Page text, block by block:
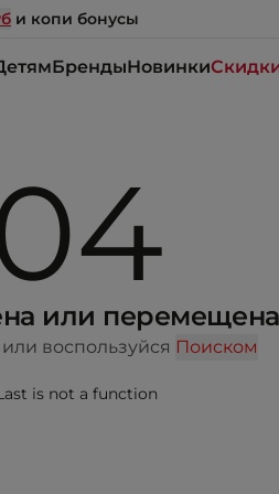
и копи бонусы
БрендыНовинки
или перемещена
или воспользуйся Поиском
is not a function